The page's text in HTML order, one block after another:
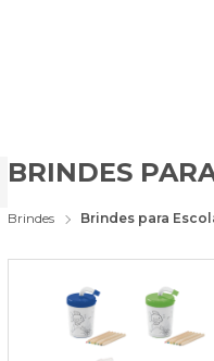
BRINDES
Brindes Brindes para